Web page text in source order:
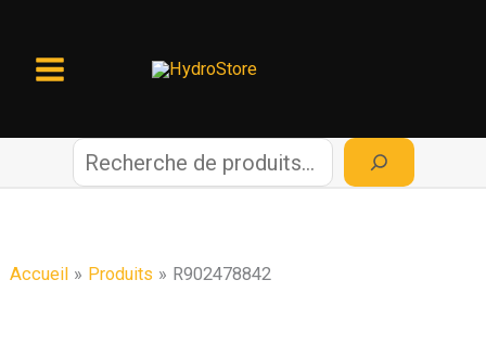
contenu
c
Accueil Produits R902478842